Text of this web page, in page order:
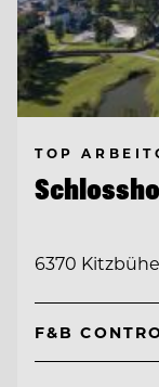
TOP
6370
F&B